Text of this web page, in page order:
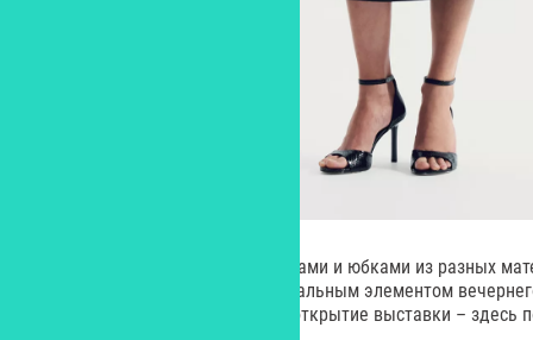
Эту вещь легко сочетать с брюками и юбками из разных
экокожи, что делает ее универсальным элементом
Новый год. Премьера в театре, открытие выставки – здесь